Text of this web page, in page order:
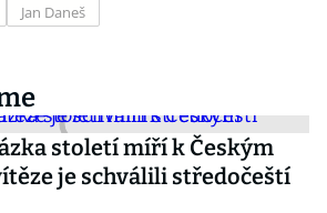
Jan Daneš
století míří k Českým
je schválili středočeští